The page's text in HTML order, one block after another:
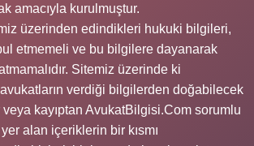
amacıyla kurulmuştur.
üzerinden edindikleri hukuki bilgileri,
etmemeli ve bu bilgilere dayanarak
Sitemiz üzerinde ki
verdiği bilgilerden doğabilecek
kayıptan AvukatBilgisi.Com sorumlu
alan içeriklerin bir kısmı